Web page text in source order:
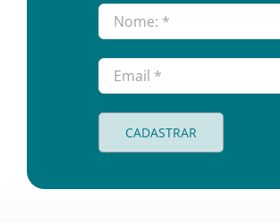
CADASTRAR